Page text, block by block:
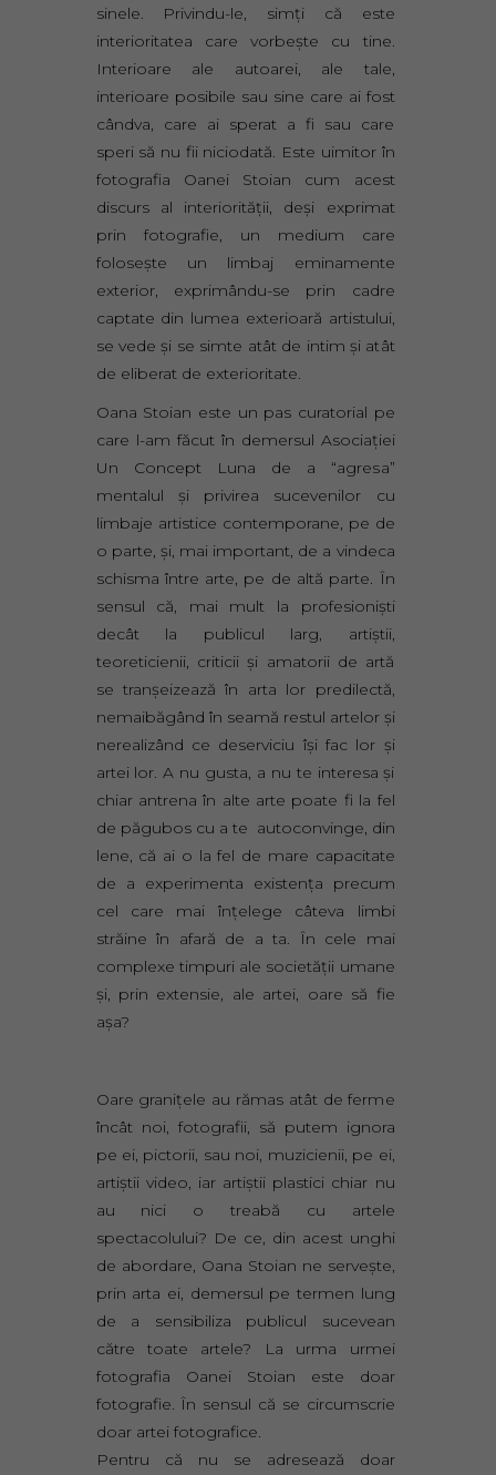
sinele. Privindu-le, simți că este
interioritatea care vorbește cu tine.
Interioare ale autoarei, ale tale,
interioare posibile sau sine care ai fost
cândva, care ai sperat a fi sau care
speri să nu fii niciodată. Este uimitor în
fotografia Oanei Stoian cum acest
discurs al interiorității, deși exprimat
prin fotografie, un medium care
folosește un limbaj eminamente
exterior, exprimându-se prin cadre
captate din lumea exterioară artistului,
se vede și se simte atât de intim și atât
de eliberat de exterioritate.
Oana Stoian este un pas curatorial pe
care l-am făcut în demersul Asociației
Un Concept Luna de a “agresa”
mentalul și privirea sucevenilor cu
limbaje artistice contemporane, pe de
o parte, și, mai important, de a vindeca
schisma între arte, pe de altă parte. În
sensul că, mai mult la profesioniști
decât la publicul larg, artiștii,
teoreticienii, criticii și amatorii de artă
se tranșeizează în arta lor predilectă,
nemaibăgând în seamă restul artelor și
nerealizând ce deserviciu își fac lor și
artei lor. A nu gusta, a nu te interesa și
chiar antrena în alte arte poate fi la fel
de păgubos cu a te autoconvinge, din
lene, că ai o la fel de mare capacitate
de a experimenta existența precum
cel care mai înțelege câteva limbi
străine în afară de a ta. În cele mai
complexe timpuri ale societății umane
și, prin extensie, ale artei, oare să fie
așa?
Oare granițele au rămas atât de ferme
încât noi, fotografii, să putem ignora
pe ei, pictorii, sau noi, muzicienii, pe ei,
artiștii video, iar artiștii plastici chiar nu
au nici o treabă cu artele
spectacolului? De ce, din acest unghi
de abordare, Oana Stoian ne servește,
prin arta ei, demersul pe termen lung
de a sensibiliza publicul sucevean
către toate artele? La urma urmei
fotografia Oanei Stoian este doar
fotografie. În sensul că se circumscrie
doar artei fotografice.
Pentru că nu se adresează doar